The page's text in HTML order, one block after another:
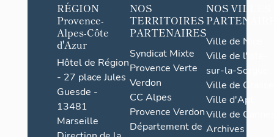
RÉGION
Provence-
Alpes-Côte
d'Azur
Hôtel de Région
- 27 place Jules
Guesde -
13481
Marseille
NOS
TERRITOIRES
PARTENAIRES
Syndicat Mixte
Provence Verte
Verdon
CC Alpes
Provence Verdon
Département de
NOS VILLES
Ville de Nice
Ville de l'Isle-
sur-la-Sorgue
Ville de Grasse
Ville d'Apt
Ville de
Archives